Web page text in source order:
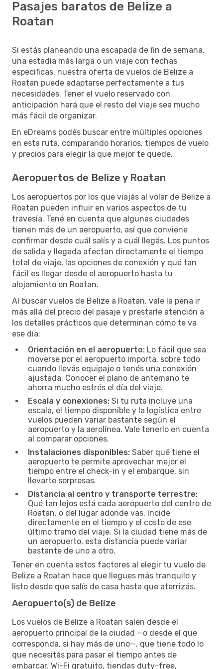
Pasajes baratos de Belize a
Roatan
Si estás planeando una escapada de fin de semana,
una estadía más larga o un viaje con fechas
específicas, nuestra oferta de vuelos de Belize a
Roatan puede adaptarse perfectamente a tus
necesidades. Tener el vuelo reservado con
anticipación hará que el resto del viaje sea mucho
más fácil de organizar.
En eDreams podés buscar entre múltiples opciones
en esta ruta, comparando horarios, tiempos de vuelo
y precios para elegir la que mejor te quede.
Aeropuertos de Belize y Roatan
Los aeropuertos por los que viajás al volar de Belize a
Roatan pueden influir en varios aspectos de tu
travesía. Tené en cuenta que algunas ciudades
tienen más de un aeropuerto, así que conviene
confirmar desde cuál salís y a cuál llegás. Los puntos
de salida y llegada afectan directamente el tiempo
total de viaje, las opciones de conexión y qué tan
fácil es llegar desde el aeropuerto hasta tu
alojamiento en Roatan.
Al buscar vuelos de Belize a Roatan, vale la pena ir
más allá del precio del pasaje y prestarle atención a
los detalles prácticos que determinan cómo te va
ese día:
Orientación en el aeropuerto: Lo fácil que sea
moverse por el aeropuerto importa, sobre todo
cuando llevás equipaje o tenés una conexión
ajustada. Conocer el plano de antemano te
ahorra mucho estrés el día del viaje.
Escala y conexiones: Si tu ruta incluye una
escala, el tiempo disponible y la logística entre
vuelos pueden variar bastante según el
aeropuerto y la aerolínea. Vale tenerlo en cuenta
al comparar opciones.
Instalaciones disponibles: Saber qué tiene el
aeropuerto te permite aprovechar mejor el
tiempo entre el check-in y el embarque, sin
llevarte sorpresas.
Distancia al centro y transporte terrestre:
Qué tan lejos está cada aeropuerto del centro de
Roatan, o del lugar adonde vas, incide
directamente en el tiempo y el costo de ese
último tramo del viaje. Si la ciudad tiene más de
un aeropuerto, esta distancia puede variar
bastante de uno a otro.
Tener en cuenta estos factores al elegir tu vuelo de
Belize a Roatan hace que llegues más tranquilo y
listo desde que salís de casa hasta que aterrizás.
Aeropuerto(s) de Belize
Los vuelos de Belize a Roatan salen desde el
aeropuerto principal de la ciudad —o desde el que
corresponda, si hay más de uno—, que tiene todo lo
que necesitás para pasar el tiempo antes de
embarcar. Wi-Fi gratuito, tiendas duty-free,